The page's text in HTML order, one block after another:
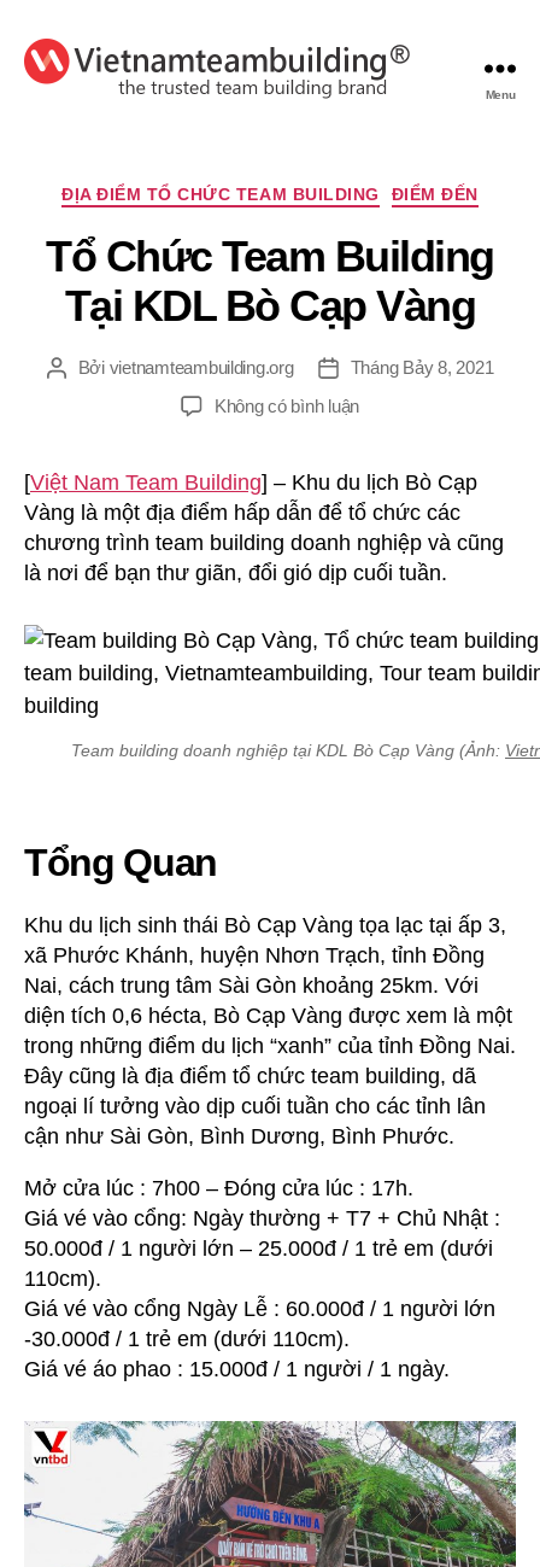
Menu
Chuyên
ĐỊA ĐIỂM TỔ CHỨC TEAM BUILDING ĐIỂM ĐẾN
Tổ Chức Team Building
Tại KDL Bò Cạp Vàng
TácBởi vietnamteambuilding.org
Ngày
đăng
Tháng Bảy 8, 2021
Không có bình luậnở
Team
Building
Tại
KDL
Vàng
[Việt Nam Team Building] – Khu du lịch Bò Cạp
Vàng là một địa điểm hấp dẫn để tổ chức các
chương trình team building doanh nghiệp và cũng
là nơi để bạn thư giãn, đổi gió dịp cuối tuần.
Team building doanh nghiệp tại KDL Bò Cạp Vàng (Ảnh:
Tổng Quan
Khu du lịch sinh thái Bò Cạp Vàng tọa lạc tại ấp 3,
xã Phước Khánh, huyện Nhơn Trạch, tỉnh Đồng
Nai, cách trung tâm Sài Gòn khoảng 25km. Với
diện tích 0,6 hécta, Bò Cạp Vàng được xem là một
trong những điểm du lịch “xanh” của tỉnh Đồng Nai.
Đây cũng là địa điểm tổ chức team building, dã
ngoại lí tưởng vào dịp cuối tuần cho các tỉnh lân
cận như Sài Gòn, Bình Dương, Bình Phước.
Mở cửa lúc : 7h00 – Đóng cửa lúc : 17h.
Giá vé vào cổng: Ngày thường + T7 + Chủ Nhật :
50.000đ / 1 người lớn – 25.000đ / 1 trẻ em (dưới
110cm).
Giá vé vào cổng Ngày Lễ : 60.000đ / 1 người lớn
-30.000đ / 1 trẻ em (dưới 110cm).
Giá vé áo phao : 15.000đ / 1 người / 1 ngày.